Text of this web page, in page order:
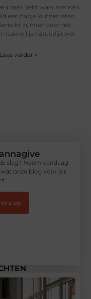
zaak hebt waar mensen
een hapje kunnen eten
kunnen voor het
wil je natuurlijk wel
verder »
slag? Neem vandaag
onze blog voor jou
op